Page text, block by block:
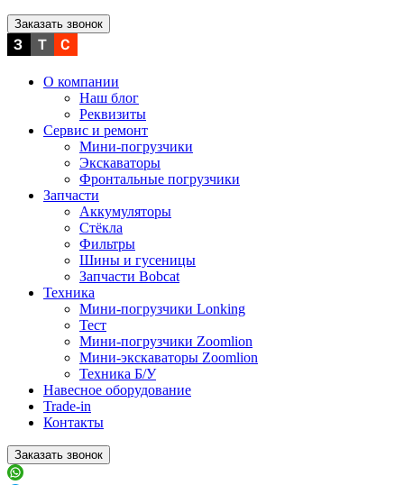
Заказать звонок
О компании
Наш блог
Реквизиты
Сервис и ремонт
Мини-погрузчики
Экскаваторы
Фронтальные погрузчики
Запчасти
Аккумуляторы
Стёкла
Фильтры
Шины и гусеницы
Запчасти Bobcat
Техника
Мини-погрузчики Lonking
Тест
Мини-погрузчики Zoomlion
Мини-экскаваторы Zoomlion
Техника Б/У
Навесное оборудование
Trade-in
Контакты
Заказать звонок